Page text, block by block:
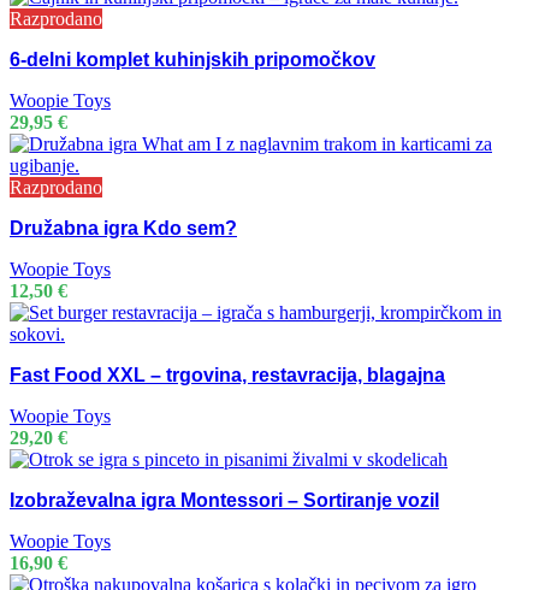
Razprodano
6-delni komplet kuhinjskih pripomočkov
Woopie Toys
29,95 €
Razprodano
Družabna igra Kdo sem?
Woopie Toys
12,50 €
Fast Food XXL – trgovina, restavracija, blagajna
Woopie Toys
29,20 €
Izobraževalna igra Montessori – Sortiranje vozil
Woopie Toys
16,90 €